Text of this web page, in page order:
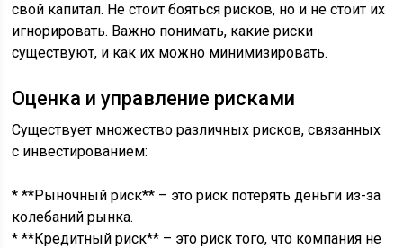
свой капитал. Не стоит бояться рисков, но и не стоит их
игнорировать. Важно понимать, какие риски
существуют, и как их можно минимизировать.
Оценка и управление рисками
Существует множество различных рисков, связанных
с инвестированием:
* **Рыночный риск** – это риск потерять деньги из-за
колебаний рынка.
* **Кредитный риск** – это риск того, что компания не